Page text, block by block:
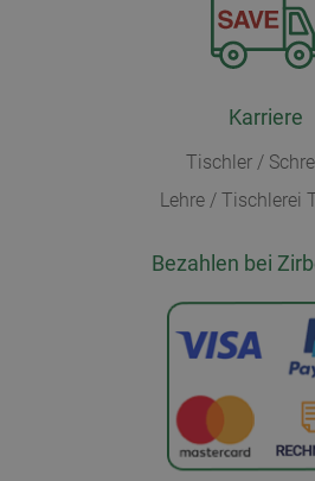
Karriere
Tischler /
Lehre / Tischlerei
Bezahlen bei